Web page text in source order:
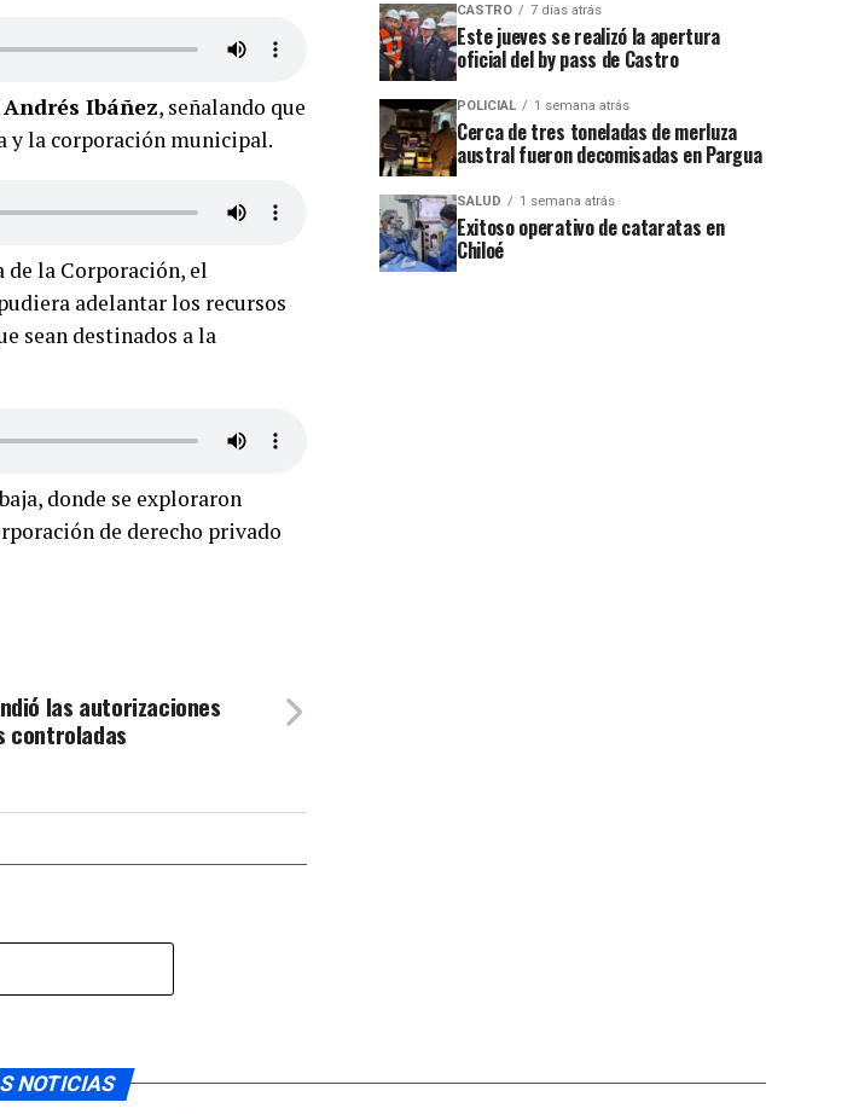
Ibáñez, señalando que
y la corporación municipal.
de la Corporación, el
adelantar los recursos
sean destinados a la
donde se exploraron
de derecho privado
las autorizaciones
controladas
CASTRO 7 días atrás
Este jueves se realizó la apertura
oficial del by pass de Castro
POLICIAL 1 semana atrás
Cerca de tres toneladas de merluza
austral fueron decomisadas en Pargua
SALUD 1 semana atrás
Exitoso operativo de cataratas en
Chiloé
NOTICIAS